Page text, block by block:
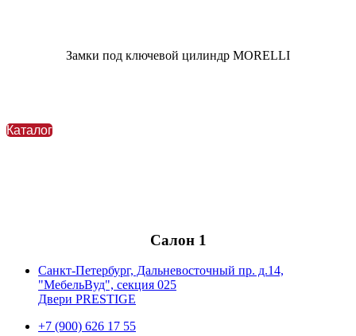
Замки под ключевой цилиндр MORELLI
Каталог
Салон 1
Санкт-Петербург, Дальневосточный пр. д.14,
"МебельВуд", секция 025
Двери PRESTIGE
+7 (900) 626 17 55